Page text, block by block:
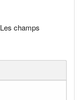
Les champs